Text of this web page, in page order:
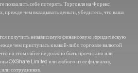
позволить себе потерять. Торговля на Форекс
прежде чем вкладывать деньги, убедитесь, что ваша
получить независимую финансовую, юридическую
чем приступать к какой-либо торговле валютой
на этом сайте не должно быть прочитано или
OXShare Limited или любого из ее филиалов,
сотрудников.